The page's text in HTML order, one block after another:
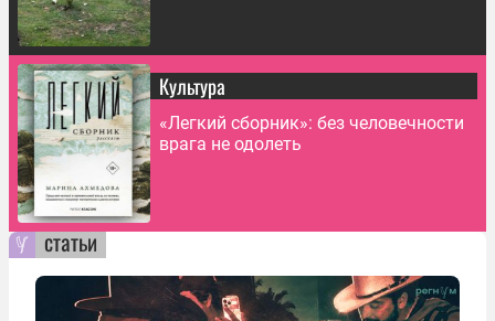
Культура
«Легкий сборник»: без человечности
врага не одолеть
статьи